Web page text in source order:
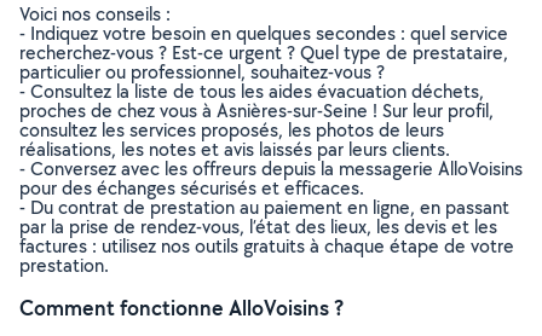
Voici nos conseils :
- Indiquez votre besoin en quelques secondes : quel service
recherchez-vous ? Est-ce urgent ? Quel type de prestataire,
particulier ou professionnel, souhaitez-vous ?
- Consultez la liste de tous les aides évacuation déchets,
proches de chez vous à Asnières-sur-Seine ! Sur leur profil,
consultez les services proposés, les photos de leurs
réalisations, les notes et avis laissés par leurs clients.
- Conversez avec les offreurs depuis la messagerie AlloVoisins
pour des échanges sécurisés et efficaces.
- Du contrat de prestation au paiement en ligne, en passant
par la prise de rendez-vous, l’état des lieux, les devis et les
factures : utilisez nos outils gratuits à chaque étape de votre
prestation.
Comment fonctionne AlloVoisins ?